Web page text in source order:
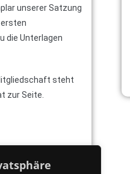
unserer Satzung
die Unterlagen
steht
zur Seite.